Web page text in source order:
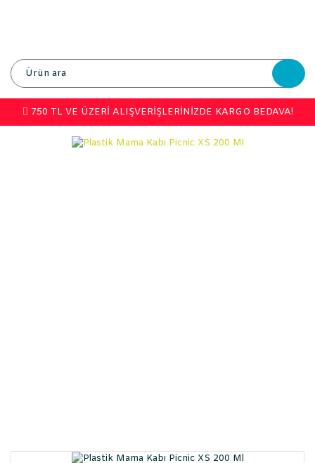
750 TL VE ÜZERİ ALIŞVERİŞLERİNİZDE KARGO BEDAVA!